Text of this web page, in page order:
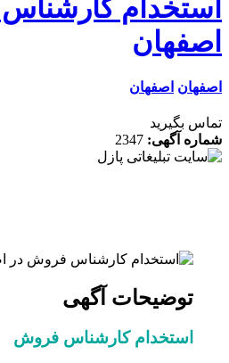
کارشناس
اصفهان
بگیرید
آگهی:2347
توضیحات آگهی
استخدام کارشناس فروش